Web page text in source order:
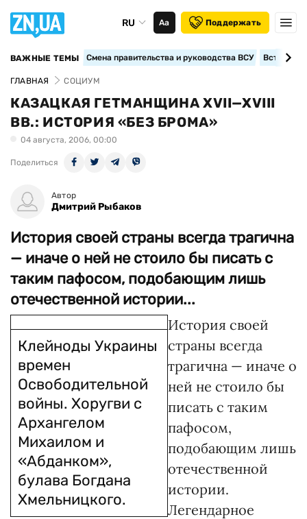
RU Аа Поддержать
ВАЖНЫЕ ТЕМЫ Смена правительства и руководства ВСУ
ГЛАВНАЯ СОЦИУМ
КАЗАЦКАЯ ГЕТМАНЩИНА XVII—XVIII
ВВ.: ИСТОРИЯ «БЕЗ БРОМА»
04 августа, 2006, 00:00
Поделиться
Автор
Дмитрий Рыбаков
История своей страны всегда трагична
— иначе о ней не стоило бы писать с
таким пафосом, подобающим лишь
отечественной истории...
Клейноды Украины
времен
Освободительной
войны. Хоругви с
Архангелом
Михаилом и
«Абданком»,
булава Богдана
Хмельницкого.
История своей
страны всегда
трагична — иначе о
ней не стоило бы
писать с таким
пафосом,
подобающим лишь
отечественной
истории.
Легендарное